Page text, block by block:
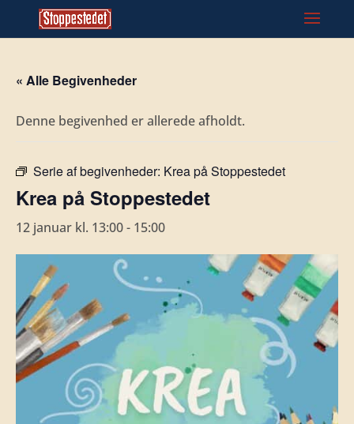
« Alle Begivenheder
Denne begivenhed er allerede afholdt.
Serie af begivenheder: Krea på Stoppestedet
Krea på Stoppestedet
12 januar kl. 13:00- 15:00